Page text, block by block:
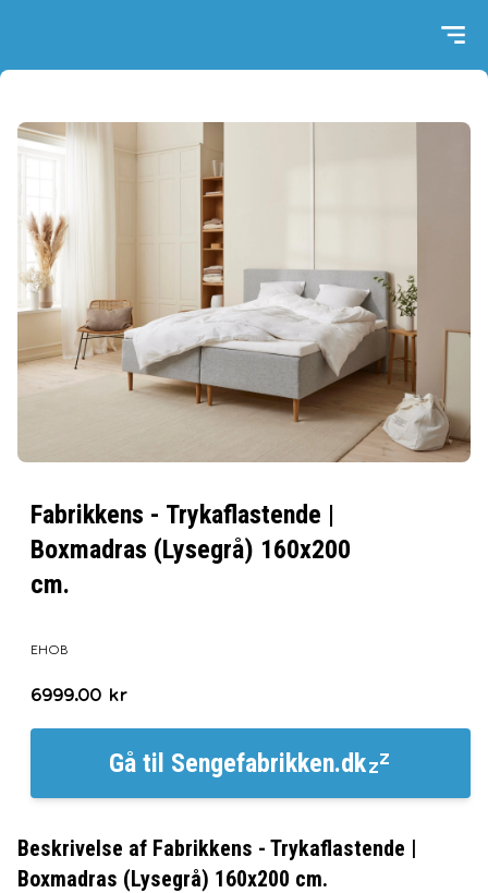
Fabrikkens - Trykaflastende |
Boxmadras (Lysegrå) 160x200
cm.
EHOB
6999.00 kr
Gå til Sengefabrikken.dk
Beskrivelse af Fabrikkens - Trykaflastende |
Boxmadras (Lysegrå) 160x200 cm.